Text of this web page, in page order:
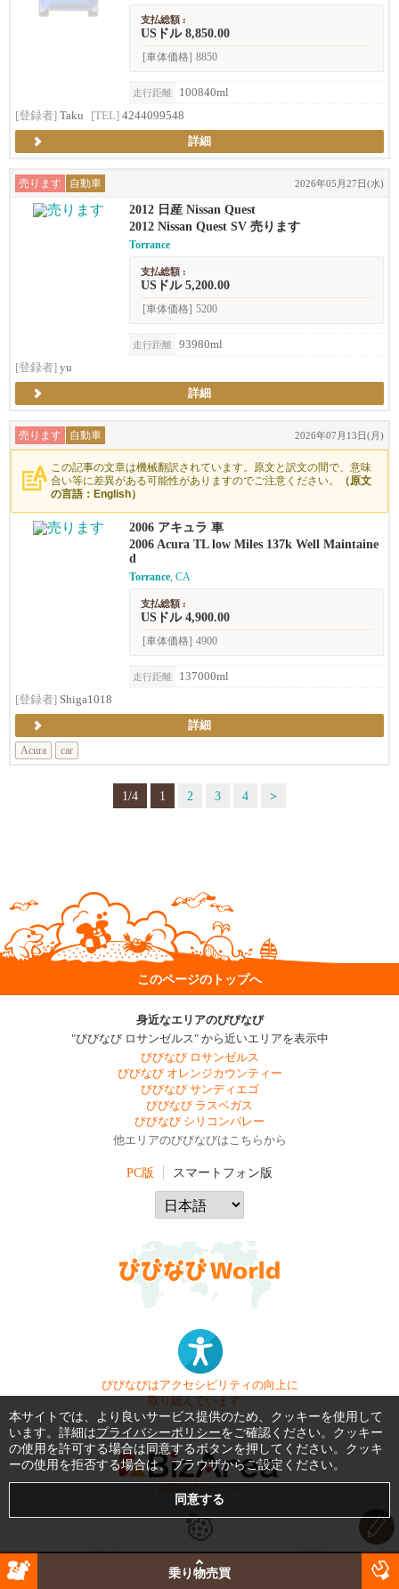
支払総額 :
USドル 8,850.00
[車体価格] 8850
走行距離
100840ml
[登録者] Taku [TEL] 4244099548
詳細
売ります 自動車 2026年05月27日(水)
2012 日産 Nissan Quest
2012 Nissan Quest SV 売ります
Torrance
支払総額 :
USドル 5,200.00
[車体価格] 5200
走行距離
93980ml
[登録者] yu
詳細
売ります 自動車 2026年07月13日(月)
この記事の文章は機械翻訳されています。原文と訳文の間で、意味
合い等に差異がある可能性がありますのでご注意ください。
（原文
の言語：English）
2006 アキュラ 車
2006 Acura TL low Miles 137k Well Maintaine
d
Torrance, CA
支払総額 :
USドル 4,900.00
[車体価格] 4900
走行距離
137000ml
[登録者] Shiga1018
詳細
Acura
car
1/4 1 2 3 4 >
このページのトップへ
身近なエリアのびびなび
"びびなび ロサンゼルス" から近いエリアを表示中
びびなび ロサンゼルス
びびなび オレンジカウンティー
びびなび サンディエゴ
びびなび ラスベガス
びびなび シリコンバレー
他エリアのびびなびはこちらから
PC版 スマートフォン版
びびなびはアクセシビリティの向上に
取り組んでいます。
- 企業向けサービス -
お問い合わせ はじめてガイド
よくある質問
商標・著作権 プライバシーポリシー
乗り物売買
本サイトでは、より良いサービス提供のため、クッキーを使用して
います。詳細はプライバシーポリシーをご確認ください。クッキー
の使用を許可する場合は同意するボタンを押してください。クッキ
ーの使用を拒否する場合は、ブラウザからご設定ください。